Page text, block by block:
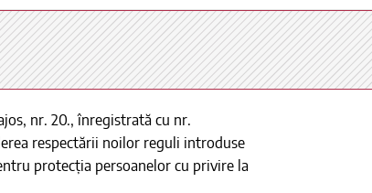
nr. 20., înregistrată cu nr.
respectării noilor reguli introduse
protecția persoanelor cu privire la